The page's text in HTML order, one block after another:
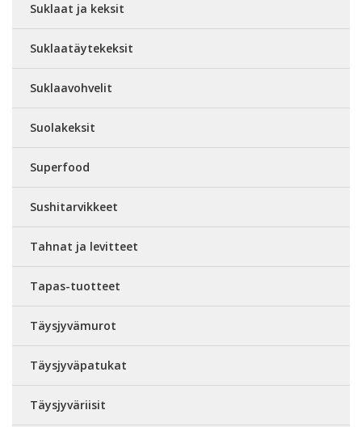
Suklaat ja keksit
Suklaatäytekeksit
Suklaavohvelit
Suolakeksit
Superfood
Sushitarvikkeet
Tahnat ja levitteet
Tapas-tuotteet
Täysjyvämurot
Täysjyväpatukat
Täysjyväriisit